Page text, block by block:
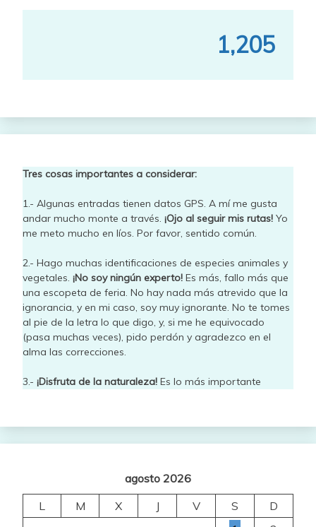
1,205
Tres cosas importantes a considerar:
1.- Algunas entradas tienen datos GPS. A mí me gusta
andar mucho monte a través. ¡Ojo al seguir mis rutas! Yo
me meto mucho en líos. Por favor, sentido común.
2.- Hago muchas identificaciones de especies animales y
vegetales. ¡No soy ningún experto! Es más, fallo más que
una escopeta de feria. No hay nada más atrevido que la
ignorancia, y en mi caso, soy muy ignorante. No te tomes
al pie de la letra lo que digo, y, si me he equivocado
(pasa muchas veces), pido perdón y agradezco en el
alma las correcciones.
3.- ¡Disfruta de la naturaleza! Es lo más importante
agosto 2026
L
M X J V S
D